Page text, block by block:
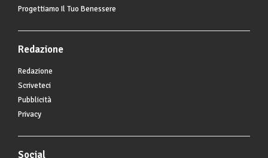
Progettiamo Il Tuo Benessere
Redazione
Redazione
Scriveteci
Pubblicità
Privacy
Social